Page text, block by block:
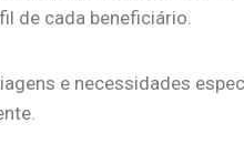
de cada beneficiário.
e necessidades